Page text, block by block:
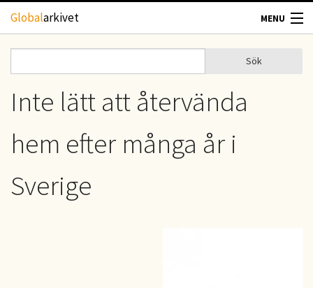
Hoppa till huvudinnehåll
Globalarkivet MENU
TIDSKRIFTER
Sökformulär
Sök
Inte lätt att återvända
hem efter många år i
Sverige